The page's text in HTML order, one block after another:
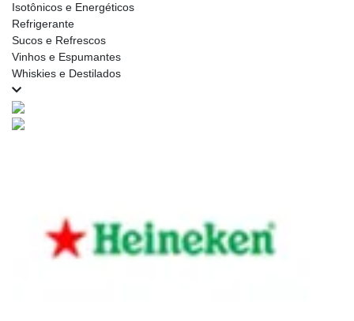
Isotônicos e Energéticos
Refrigerante
Sucos e Refrescos
Vinhos e Espumantes
Whiskies e Destilados